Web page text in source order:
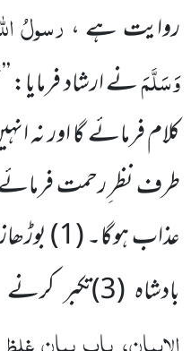
روایت ہے ، رسولُ
وَسَلَّمَنے ارشاد فرمایا:
کلام فرمائے گا اور نہ
طرف نظر ِرحمت
عذاب ہوگا۔ (1
)
بادشاہ (3)تکبر کرنے